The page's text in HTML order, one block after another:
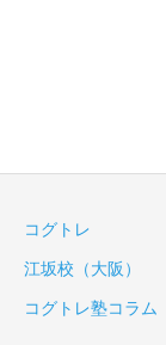
コグトレ
江坂校（大阪）
コグトレ塾コラム